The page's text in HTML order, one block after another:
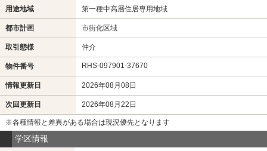
用途地域 第一種中高層住居専用地域
都市計画 市街化区域
取引態様 仲介
物件番号 RHS-097901-37670
情報更新日 2026年08月08日
次回更新日 2026年08月22日
※各種情報と差異がある場合は現況優先となります
学区情報